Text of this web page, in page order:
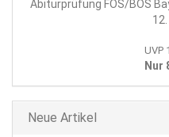
Abiturprüfung FOS/BOS
UVP
Nur
Neue Artikel